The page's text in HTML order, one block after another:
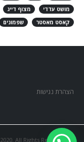
מושט עדדי
מצוף דייג
קאסט מאסטר
שפמונים
הצהרת נגישות
© Copyright 2020. All Rights Reserved. מקודם ע"י גביש